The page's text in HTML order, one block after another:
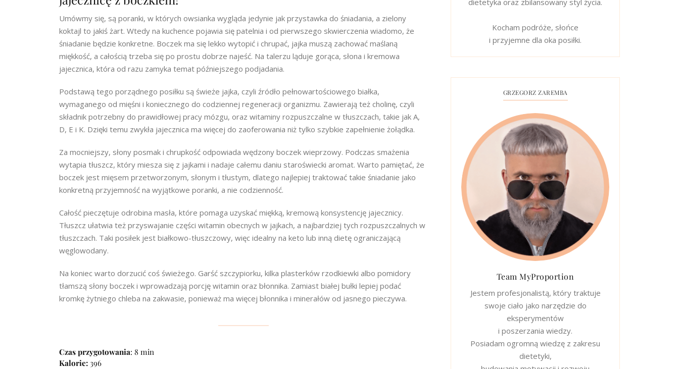
Umówmy się, są poranki, w których owsianka wygląda jedynie jak przystawka do śniadania, a zielony
koktajl to jakiś żart. Wtedy na kuchence pojawia się patelnia i od pierwszego skwierczenia wiadomo, że
śniadanie będzie konkretne. Boczek ma się lekko wytopić i chrupać, jajka muszą zachować maślaną
miękkość, a całością trzeba się po prostu dobrze najeść. Na talerzu ląduje gorąca, słona i kremowa
jajecznica, która od razu zamyka temat późniejszego podjadania.
Podstawą tego porządnego posiłku są świeże jajka, czyli źródło pełnowartościowego białka,
wymaganego od mięśni i koniecznego do codziennej regeneracji organizmu. Zawierają też cholinę, czyli
składnik potrzebny do prawidłowej pracy mózgu, oraz witaminy rozpuszczalne w tłuszczach, takie jak A,
D, E i K. Dzięki temu zwykła jajecznica ma więcej do zaoferowania niż tylko szybkie zapełnienie żołądka.
Za mocniejszy, słony posmak i chrupkość odpowiada wędzony boczek wieprzowy. Podczas smażenia
wytapia tłuszcz, który miesza się z jajkami i nadaje całemu daniu staroświecki aromat. Warto pamiętać, że
boczek jest mięsem przetworzonym, słonym i tłustym, dlatego najlepiej traktować takie śniadanie jako
konkretną przyjemność na wyjątkowe poranki, a nie codzienność.
Całość pieczętuje odrobina masła, które pomaga uzyskać miękką, kremową konsystencję jajecznicy.
Tłuszcz ułatwia też przyswajanie części witamin obecnych w jajkach, a najbardziej tych rozpuszczalnych w
tłuszczach. Taki posiłek jest białkowo-tłuszczowy, więc idealny na keto lub inną dietę ograniczającą
węglowodany.
Na koniec warto dorzucić coś świeżego. Garść szczypiorku, kilka plasterków rzodkiewki albo pomidory
tłamszą słony boczek i wprowadzają porcję witamin oraz błonnika. Zamiast białej bułki lepiej podać
kromkę żytniego chleba na zakwasie, ponieważ ma więcej błonnika i minerałów od jasnego pieczywa.
Czas przygotowania: 8 min
Kalorie: 396
dietetyka oraz zbilansowany styl życia.
Kocham podróże, słońce
i przyjemne dla oka posiłki.
GRZEGORZ ZAREMBA
Team MyProportion
Jestem profesjonalistą, który traktuje
swoje ciało jako narzędzie do
eksperymentów
i poszerzania wiedzy.
Posiadam ogromną wiedzę z zakresu
dietetyki,